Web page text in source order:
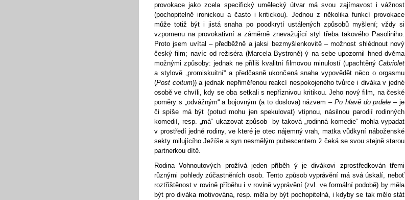
provokace jako zcela specifický umělecký útvar má svou zajímavost i vážnost
(pochopitelně ironickou a často i kritickou). Jednou z několika funkcí provokace
může totiž být i jistá snaha po poodkrytí ustálených způsobů myšlení; vždy si
vzpomenu na provokativní a záměrně znevažující styl třeba takového Pasoliniho.
Proto jsem uvítal – předběžně a jaksi bezmyšlenkovitě – možnost shlédnout nový
český film; navíc od režiséra (Marcela Bystroně) ý na sebe upozornil hned dvěma
možnými způsoby: jednak ne příliš kvalitní filmovou minulostí (upachtěný Cabriolet
a stylově „promiskuitní“ a předčasně ukončená snaha vypovědět něco o orgasmu
(Post coitum)) a jednak nepřiměřenou reakcí nespokojeného tvůrce i diváka v jedné
osobě ve chvíli, kdy se oba setkali s nepříznivou kritikou. Jeho nový film, na české
poměry s „odvážným“ a bojovným (a to doslova) názvem – Po hlavě do prdele – je
či spíše má být (potud mohu jen spekulovat) vtipnou, násilnou parodií rodinných
komedií, resp. „má“ ukazovat způsob by taková „rodinná komedie“ mohla vypadat
v prostředí jedné rodiny, ve které je otec nájemný vrah, matka vůdkyní náboženské
sekty milujícího Ježíše a syn nesmělým pubescentem ž čeká se svou stejně starou
partnerkou dítě.
Rodina Vohnoutových prožívá jeden příběh ý je divákovi zprostředkován třemi
různými pohledy zúčastněních osob. Tento způsob vyprávění má svá úskalí, neboť
roztříštěnost v rovině příběhu i v rovině vyprávění (zvl. ve formální podobě) by měla
být pro diváka motivována, resp. měla by být pochopitelná, i kdyby se tak mělo stát